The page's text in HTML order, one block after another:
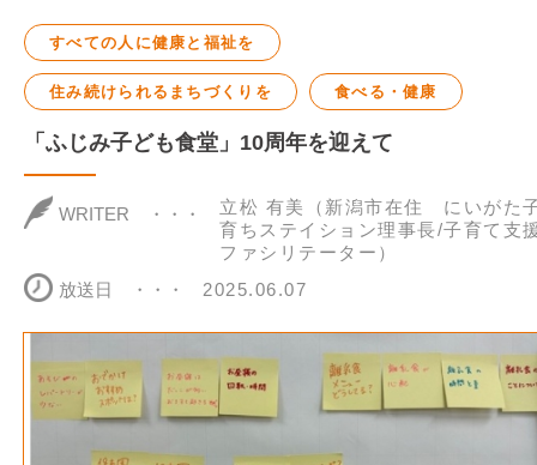
すべての人に健康と福祉を
住み続けられるまちづくりを 食べる・健康
「ふじみ子ども食堂」10周年を迎えて
WRITER
立松 有美（新潟市在住 にいがた
育ちステイション理事長/子育て支
ファシリテーター）
放送日
2025.06.07